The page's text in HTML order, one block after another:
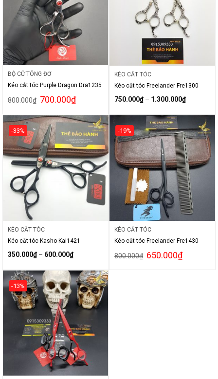
BỘ CỮ TÔNG ĐƠ
Kéo cắt tóc Purple Dragon Dra1235
800.000₫ 700.000₫
KÉO CẮT TÓC
Kéo cắt tóc Freelander Fre1300
750.000₫– 1.300.000₫
-33%
KÉO CẮT TÓC
Kéo cắt tóc Kasho Kai1421
350.000₫– 600.000₫
-19%
KÉO CẮT TÓC
Kéo cắt tóc Freelander Fre1430
800.000₫ 650.000₫
-13%